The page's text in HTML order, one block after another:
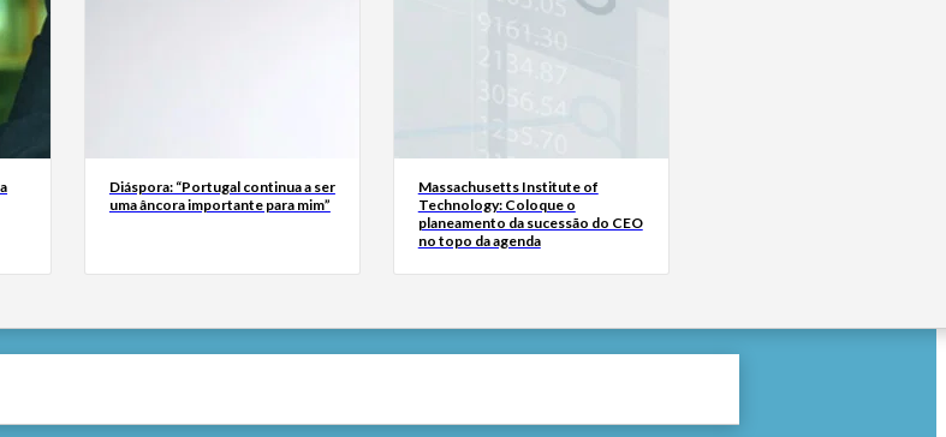
Diáspora: “Portugal continua a ser
uma âncora importante para mim”
Massachusetts Institute of
Technology: Coloque o
planeamento da sucessão do CEO
no topo da agenda